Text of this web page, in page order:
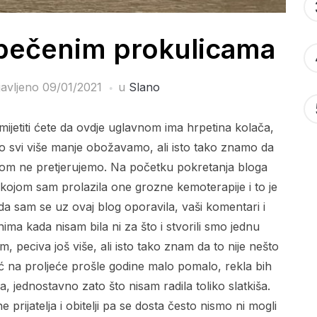
prokulicama
09/01/2021 u Slano
ćete da ovdje uglavnom ima hrpetina kolača,
više manje obožavamo, ali isto tako znamo da
ne pretjerujemo. Na početku pokretanja bloga
sam prolazila one grozne kemoterapije i to je
sam se uz ovaj blog oporavila, vaši komentari i
kada nisam bila ni za što i stvorili smo jednu
peciva još više, ali isto tako znam da to nije nešto
proljeće prošle godine malo pomalo, rekla bih
jednostavno zato što nisam radila toliko slatkiša.
prijatelja i obitelji pa se dosta često nismo ni mogli